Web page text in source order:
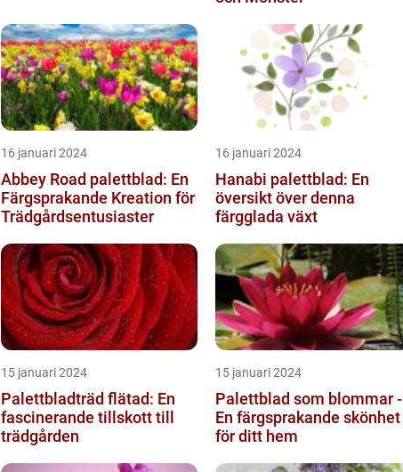
16 januari 2024
Abbey Road palettblad: En
Färgsprakande Kreation för
Trädgårdsentusiaster
16 januari 2024
Hanabi palettblad: En
översikt över denna
färgglada växt
15 januari 2024
Palettbladträd flätad: En
fascinerande tillskott till
trädgården
15 januari 2024
Palettblad som blommar -
En färgsprakande skönhet
för ditt hem